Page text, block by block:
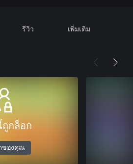
รีวิว เพิ่มเติม
ถูกล็อก
ของคุณ